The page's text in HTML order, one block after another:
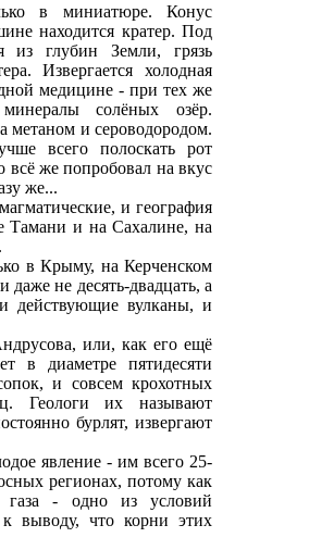
в миниатюре. Конус
находится кратер. Под
из глубин Земли, грязь
Извергается холодная
медицине - при тех же
солёных озёр.
метаном и сероводородом.
всего полоскать рот
всё же попробовал на вкус
же...
и география
Тамани и на Сахалине, на
в Крыму, на Керченском
даже не десять-двадцать, а
действующие вулканы, и
или, как его ещё
в диаметре пятидесяти
и совсем крохотных
Геологи их называют
бурлят, извергают
явление - им всего 25-
регионах, потому как
газа - одно из условий
к выводу, что корни этих